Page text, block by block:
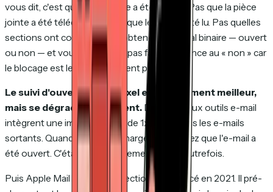
vous dit, c'est que le message a été ouvert. Pas que la pièce
jointe a été téléchargée. Pas que le devis a été lu. Pas quelles
sections ont compté. Vous obtenez un signal binaire — ouvert
ou non — et vous ne pouvez pas faire confiance au « non » car
le blocage est le comportement par défaut.
Le suivi d'ouverture par pixel est légèrement meilleur,
mais se dégrade rapidement. De nombreux outils e-mail
intègrent une image invisible de 1x1 pixel dans les e-mails
sortants. Quand l'image se charge, vous savez que l'e-mail a
été ouvert. C'était raisonnablement précis autrefois.
Puis Apple Mail Privacy Protection a été lancé en 2021. Il pré-